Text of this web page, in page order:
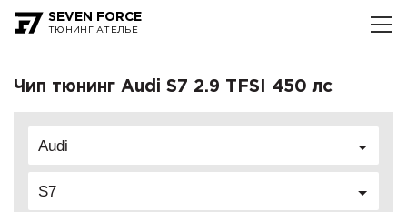
SEVEN FORCE
ТЮНИНГ АТЕЛЬЕ
Чип тюнинг Audi S7 2.9 TFSI 450 лс
Audi
S7